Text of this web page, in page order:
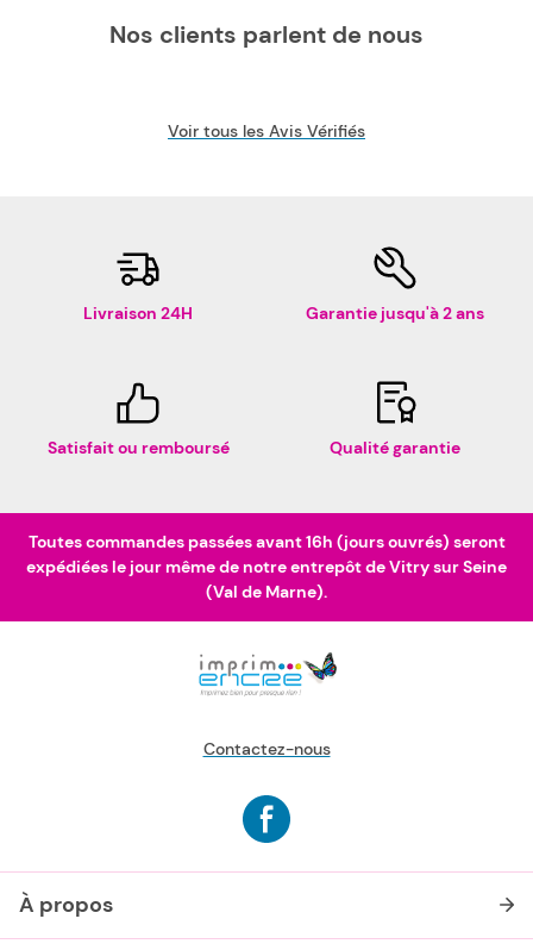
Nos clients parlent de nous
Voir tous les Avis Vérifiés
Livraison 24H Garantie jusqu'à 2 ans
Satisfait ou remboursé Qualité garantie
Toutes commandes passées avant 16h (jours ouvrés) seront
expédiées le jour même de notre entrepôt de Vitry sur Seine
(Val de Marne).
Contactez-nous
À propos